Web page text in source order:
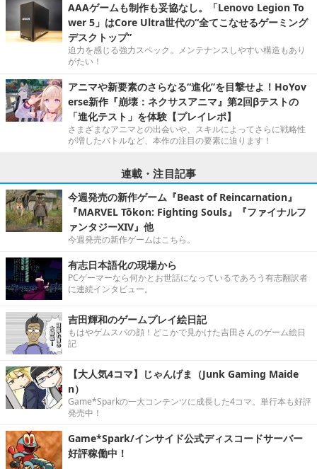
AAAゲームも制作も妥協なし。「Lenovo Legion To
wer 5」はCore Ultra世代の“全てこなせるゲーミング
デスクトップ”
迫力を感じる強力スペック。メンテナンスしやすい構造もあり
がたい！
アニマや新要素のさらなる“進化”を目撃せよ！HoYov
erse新作『崩壊：ネクサスアニマ』第2回βテストの
「進化テスト」を体験【プレイレポ】
さまざまなアニマとの出会いや、スキルによってさらに戦略性
が増したバトルなど、本作の注目の要素に迫ります！
連載・注目記事
今週発売の新作ゲーム『Beast of Reincarnation』
『MARVEL Tōkon: Fighting Souls』『ファイナルフ
ァンタジーXIV』他
今週発売の新作ゲームはこちら。
有志日本語化の現場から
PCゲーマーなら何かとお世話になっているであろう有志翻訳者
に連続インタビュー。
吉田輝和のゲームプレイ絵日記
もはやゲムスパの顔！どこかで見かけた吉田さんのゲーム絵日
記
【大人気4コマ】じゃんげま（Junk Gaming Maide
n）
Game*Sparkの一大コンテンツに成長した4コマ。単行本も好評
発売中！
Game*Spark/インサイド公式ディスコードサーバー
好評稼働中！